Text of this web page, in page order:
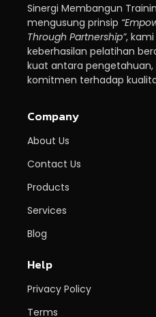
Sinergi Membangun
mengusung prinsip
Through Partnership”,
keberhasilan pelatihan
kuat antara
komitmen terhadap
Company
About Us
Contact Us
Products
Services
Blog
Help
Privacy Policy
Terms